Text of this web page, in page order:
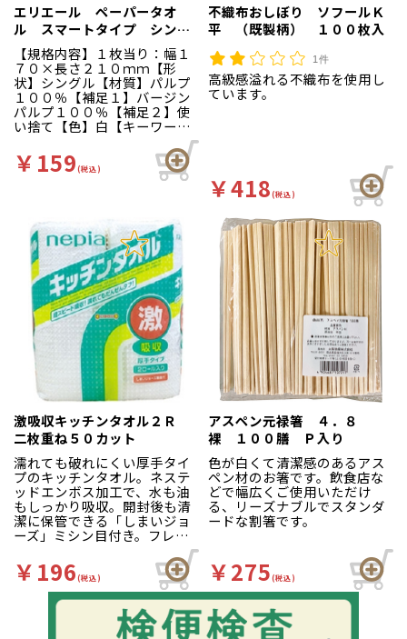
エリエール ペーパータオ
ル スマートタイプ シング
ル ２００枚 小判
【規格内容】１枚当り：幅１
７０×長さ２１０ｍｍ【形
状】シングル【材質】パルプ
１００％【補足１】バージン
パルプ１００％【補足２】使
い捨て【色】白【キーワー
ド】厨房、工場 手拭きはも
ちろん食材にも安心してお使
いいただけます。食品にも安
心…バージンパルプ１００％
分拡散性…シート間に空隙を
多く出す独自製法により、水
分を拡散しやすいシート仕
様。生産国…日本
￥159(税込)
不織布おしぼり ソフールＫ
平 （既製柄） １００枚入
1件
高級感溢れる不織布を使用し
ています。
￥418(税込)
激吸収キッチンタオル２Ｒ
二枚重ね５０カット
濡れても破れにくい厚手タイ
プのキッチンタオル。ネステ
ッドエンボス加工で、水も油
もしっかり吸収。開封後も清
潔に保管できる「しまいジョ
ーズ」ミシン目付き。フレッ
￥196(税込)
アスペン元禄箸 ４．８
裸 １００膳 Ｐ入り
色が白くて清潔感のあるアス
ペン材のお箸です。飲食店な
どで幅広くご使用いただけ
る、リーズナブルでスタンダ
ードな割箸です。
￥275(税込)